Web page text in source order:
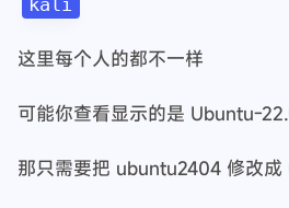
kali
这里每个人的都不一样
可能你查看显示的是 Ubuntu-
那只需要把 ubuntu2404 修改